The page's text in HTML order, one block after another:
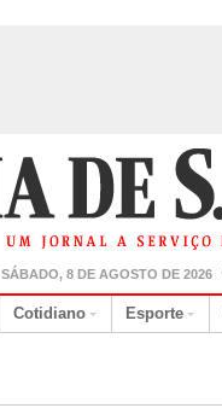
SÁBADO, 8 DE AGOSTO DE 2026
Cotidiano Esporte